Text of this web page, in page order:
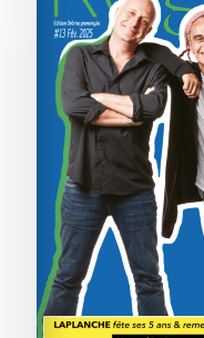
dans
Regard
Magazine